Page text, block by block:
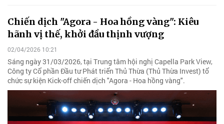
Chiến dịch "Agora - Hoa hồng vàng": Kiêu
hãnh vị thế, khởi đầu thịnh vượng
02/04/2026 10:21
Sáng ngày 31/03/2026, tại Trung tâm hội nghị Capella Park View,
Công ty Cổ phần Đầu tư Phát triển Thủ Thừa (Thủ Thừa Invest) tổ
chức sự kiện Kick-off chiến dịch "Agora - Hoa hồng vàng".